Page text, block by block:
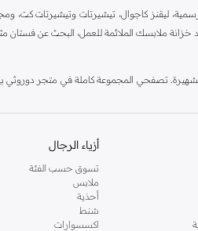
ليقنز كاجوال، تيشيرتات وتيشيرتات كت،
خزانة ملابسك الملائمة للعمل، البحث عن
تصفحي المجموعة كاملة في متجر دوروثي
أزياء الرجال
تسوق حسب الفئة
ملابس
أحذية
شنط
اكسسوارات